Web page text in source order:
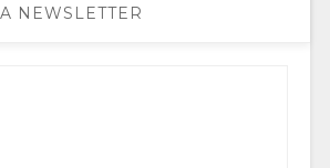
NEWSLETTER